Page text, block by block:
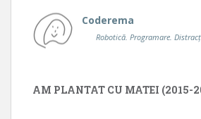
Coderema
Robotică. Programare.
AM PLANTAT CU MATEI (2015-